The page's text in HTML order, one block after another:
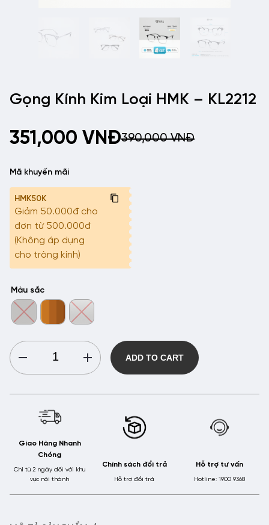
Gọng Kính Kim Loại HMK – KL2212
351,000 VNĐ390,000VNĐ
Mã khuyến mãi
HMK50K
Giảm 50.000đ cho
đơn từ 500.000đ
(Không áp dụng
cho tròng kính)
Màu sắc
Loại
quantity
ADD TO CART
Giao Hàng Nhanh
Chóng
Chỉ từ 2 ngày đối với khu
vực nội thành
Chính sách đổi trả
Hỗ trợ đổi trả
Hỗ trợ tư vấn
Hotline: 1900 9368